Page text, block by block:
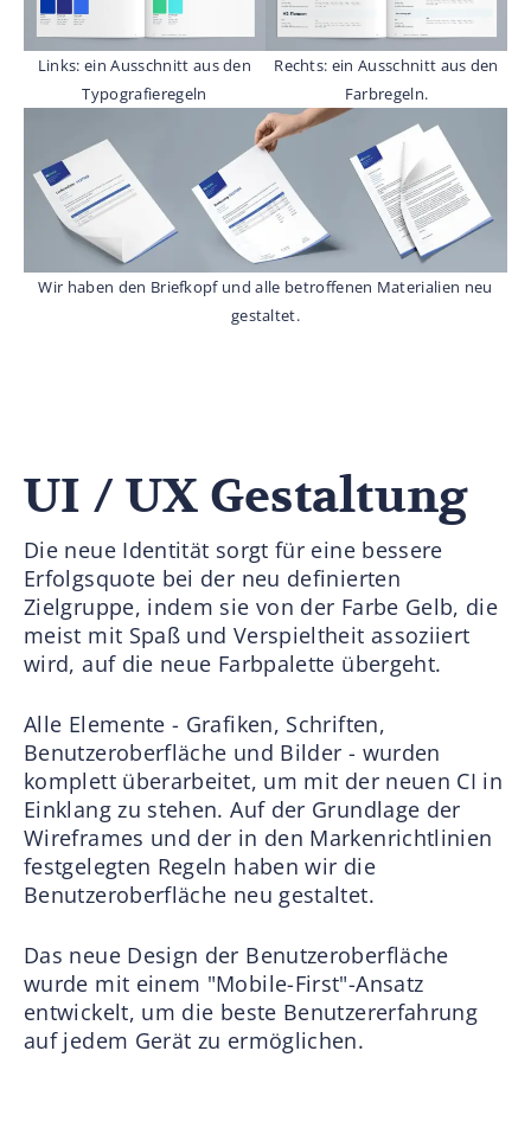
Links: ein Ausschnitt aus den
Typografieregeln
Rechts: ein Ausschnitt aus den
Farbregeln.
Wir haben den Briefkopf und alle betroffenen Materialien neu
gestaltet.
UI / UX Gestaltung
Die neue Identität sorgt für eine bessere
Erfolgsquote bei der neu definierten
Zielgruppe, indem sie von der Farbe Gelb, die
meist mit Spaß und Verspieltheit assoziiert
wird, auf die neue Farbpalette übergeht.
Alle Elemente - Grafiken, Schriften,
Benutzeroberfläche und Bilder - wurden
komplett überarbeitet, um mit der neuen CI in
Einklang zu stehen. Auf der Grundlage der
Wireframes und der in den Markenrichtlinien
festgelegten Regeln haben wir die
Benutzeroberfläche neu gestaltet.
Das neue Design der Benutzeroberfläche
wurde mit einem "Mobile-First"-Ansatz
entwickelt, um die beste Benutzererfahrung
auf jedem Gerät zu ermöglichen.